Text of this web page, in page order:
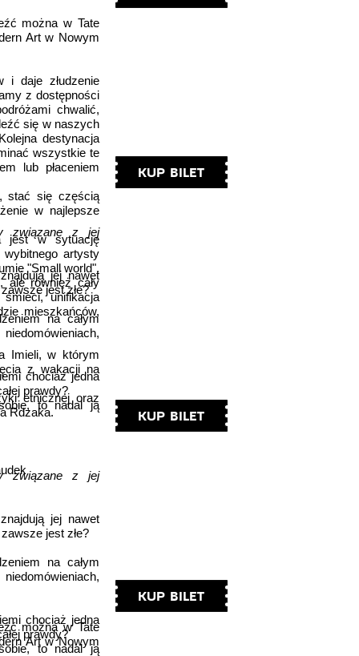
można w Tate
Art w Nowym
i daje złudzenie
z dostępności
chwalić,
się w naszych
destynacja
wszystkie te
lub płaceniem
stać się częścią
w najlepsze
jest w sytuację
artysty
"Small world".
ale również cały
unifikacja
mieszkańców,
Imieli, w którym
z wakacji na
etnicznej oraz
Rdzaka.
związane z jej
jej nawet
jest złe?
na całym
chociaż jedna
prawdy?
to nadal ją
KUP BILET
związane z jej
jej nawet
jest złe?
na całym
chociaż jedna
prawdy?
to nadal ją
KUP BILET
można w Tate
Art w Nowym
KUP BILET